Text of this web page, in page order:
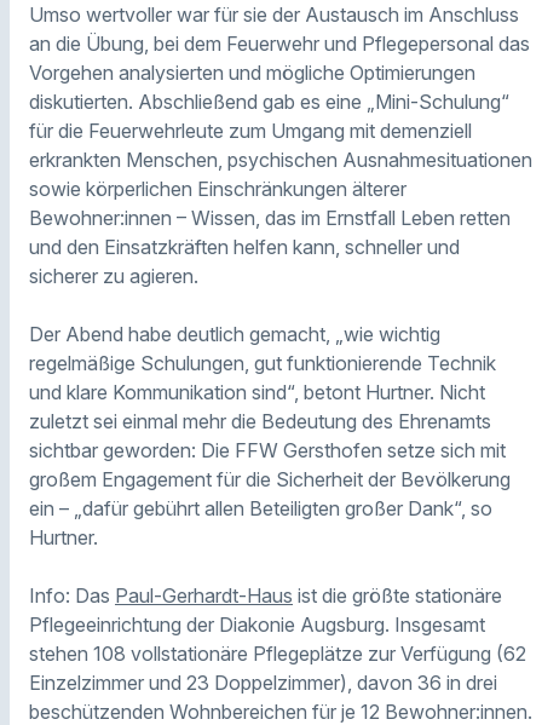
Umso wertvoller war für sie der Austausch im Anschluss
an die Übung, bei dem Feuerwehr und Pflegepersonal das
Vorgehen analysierten und mögliche Optimierungen
diskutierten. Abschließend gab es eine „Mini-Schulung“
für die Feuerwehrleute zum Umgang mit demenziell
erkrankten Menschen, psychischen Ausnahmesituationen
sowie körperlichen Einschränkungen älterer
Bewohner:innen – Wissen, das im Ernstfall Leben retten
und den Einsatzkräften helfen kann, schneller und
sicherer zu agieren.
Der Abend habe deutlich gemacht, „wie wichtig
regelmäßige Schulungen, gut funktionierende Technik
und klare Kommunikation sind“, betont Hurtner. Nicht
zuletzt sei einmal mehr die Bedeutung des Ehrenamts
sichtbar geworden: Die FFW Gersthofen setze sich mit
großem Engagement für die Sicherheit der Bevölkerung
ein – „dafür gebührt allen Beteiligten großer Dank“, so
Hurtner.
Info: Das Paul-Gerhardt-Haus ist die größte stationäre
Pflegeeinrichtung der Diakonie Augsburg. Insgesamt
stehen 108 vollstationäre Pflegeplätze zur Verfügung (62
Einzelzimmer und 23 Doppelzimmer), davon 36 in drei
beschützenden Wohnbereichen für je 12 Bewohner:innen.